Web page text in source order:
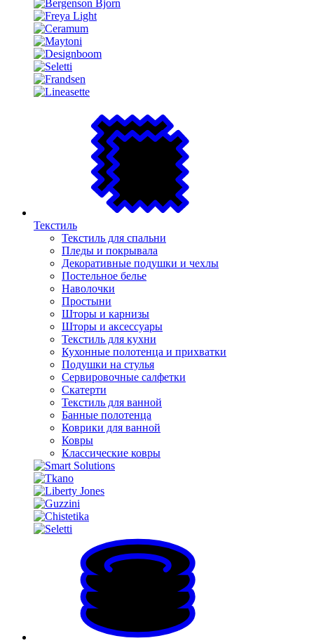
Текстиль
Текстиль для спальни
Пледы и покрывала
Декоративные подушки и чехлы
Постельное белье
Наволочки
Простыни
Шторы и карнизы
Шторы и аксессуары
Текстиль для кухни
Кухонные полотенца и прихватки
Подушки на стулья
Сервировочные салфетки
Скатерти
Текстиль для ванной
Банные полотенца
Коврики для ванной
Ковры
Классические ковры